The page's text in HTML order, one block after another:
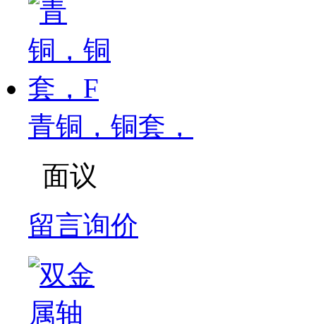
青铜，铜套，
面议
留言询价